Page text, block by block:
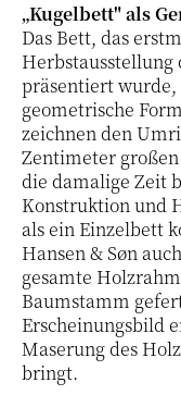
„Kugelbett" als
Das Bett, das
Herbstausstellung
präsentiert
geometrische
zeichnen den
Zentimeter
die damalige Zeit
Konstruktion und
als ein Einzelbett
Hansen & Søn
gesamte
Baumstamm
Erscheinungsbild
Maserung des
bringt.